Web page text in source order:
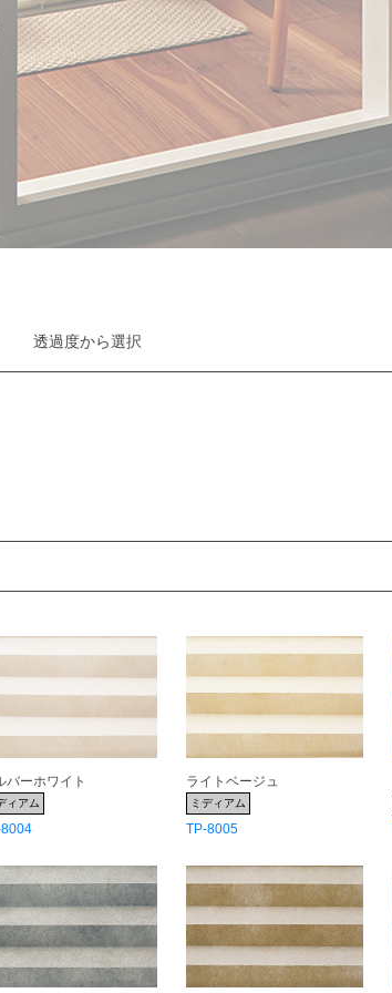
透過度から選択
バーホワイト
ィアム
ライトベージュ
ミディアム
TP-8005